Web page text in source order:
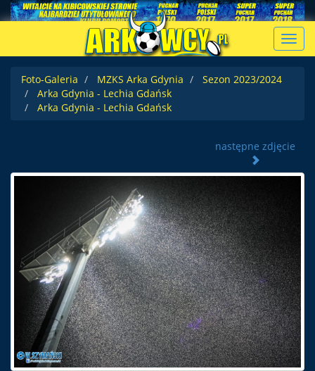
Foto-Galeria
MZKS Arka Gdynia
Sezon 2023/2024
Arka Gdynia - Lechia Gdańsk
Arka Gdynia - Lechia Gdańsk
następne zdjęcie